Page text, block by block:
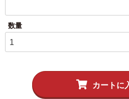
牛たん かねざき
カートに